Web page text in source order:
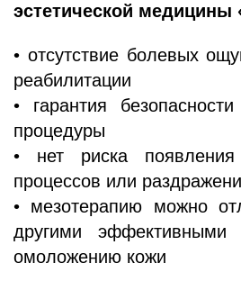
эстетической медицины
• отсутствие болевых
реабилитации
• гарантия
процедуры
• нет риска появления
процессов или
• мезотерапию можно
другими эффективными
омоложению кожи